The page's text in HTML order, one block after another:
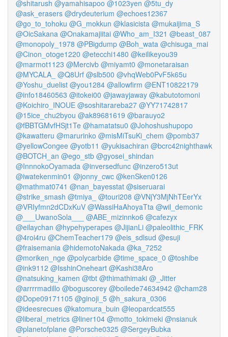
@shitarush @yamahisapoo @1023yen @5tu_dy
@ask_erasers @drydeuterium @echoes12367
@go_to_tohoku @G_mokkun @klasicista @mukaijima_S
@OicSakana @Onakamajiitai @Who_am_I321 @beast_087
@monopoly_1978 @PBigdump @Boh_wata @chisuga_mai
@Cinon_otoge1220 @etecchi1480 @keilikeyou39
@marmot1123 @Mercivb @miyamt0 @monetaraisan
@MYCALA_ @Q8Urf @slb500 @vhqWeb0PvF5k65u
@Yoshu_duelist @you1284 @allowfirm @ENT10822179
@info18460563 @itokei00 @jawayjaway @kabutotomoni
@Koichiro_INOUE @soshitarareba27 @YY71742817
@15ice_chu2byou @ak89681619 @barauyo2
@fBBTGMvfHSjt1Te @hamatatsu0 @Johoshushupopo
@kawatteru @marurinko @misMiTsuKi_chem @pomb37
@yellowCongee @yotb11 @yukisachiran @bcrc42nighthawk
@BOTCH_an @ego_stb @gyosei_shindan
@InnnokoOyamada @inversedfunc @inzero513ut
@iwatekenmin01 @jonny_cwc @kenSken0126
@mathmat0741 @nan_bayesstat @siseruarai
@strike_smash @tmiya_ @touri208 @VNjY3MjNhTEerYx
@VRIyfmn2dCDxKuV @WassiHaAhoyaTta @wil_demonic
@___UwanoSola___
@ABE_mizinnko6 @cafezyx
@eilaychan @hypehyperapes @JijianLi @paleolithic_FRK
@4roi4ru @ChemTeacher179 @eis_sdlsud @esuji
@fraisemania @hidemotoNakada @ka_7252
@moriken_nge @polycarbide @time_space_0 @toshibe
@ink9112 @IsshinOneheart @Kashi38Aro
@natsuking_kamen @tbt @thimathimaki @_Jitter
@arrrrmadillo @boguscorey @boilede74634942 @cham28
@Dope09171105 @ginoji_5 @h_sakura_0306
@ideesrecues @katomura_buin @leopardcat555
@liberal_metrics @liner104 @motto_tokimeki @nsianuk
@planetofplane @Porsche0325 @SergeyBubka